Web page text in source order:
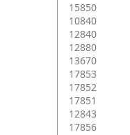
15850
10840
12840
12880
13670
17853
17852
17851
12843
17856